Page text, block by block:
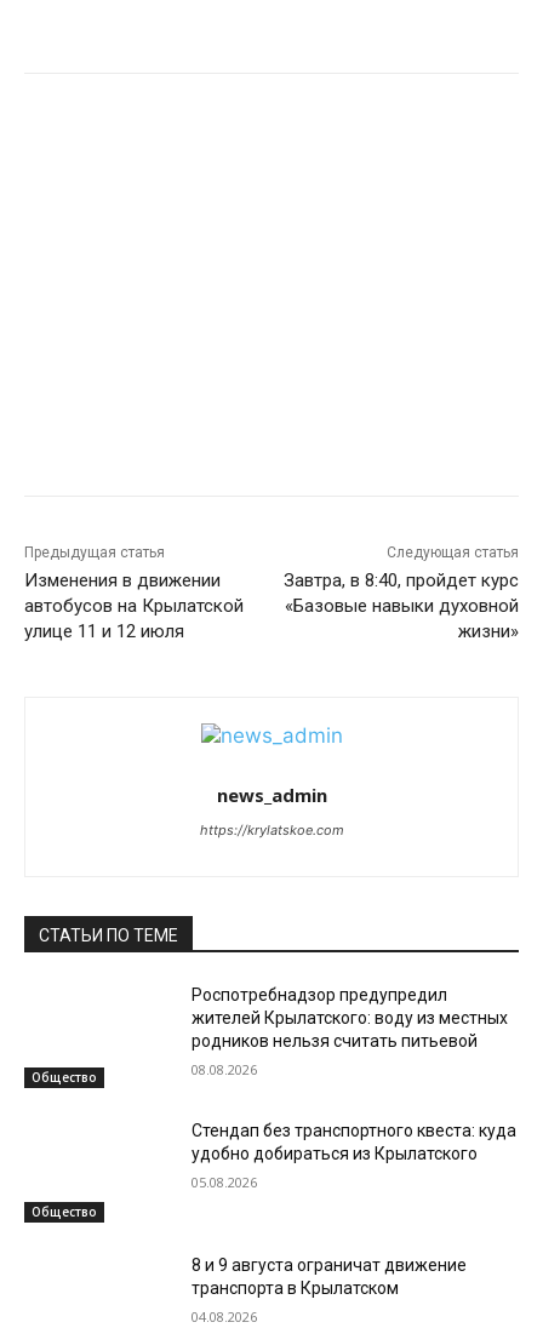
Предыдущая статья
Изменения в движении
автобусов на Крылатской
улице 11 и 12 июля
Следующая статья
Завтра, в 8:40, пройдет курс
«Базовые навыки духовной
жизни»
news_admin
https://krylatskoe.com
СТАТЬИ ПО ТЕМЕ
Общество
Роспотребнадзор предупредил
жителей Крылатского: воду из местных
родников нельзя считать питьевой
08.08.2026
Общество
Стендап без транспортного квеста: куда
удобно добираться из Крылатского
05.08.2026
8 и 9 августа ограничат движение
транспорта в Крылатском
04.08.2026